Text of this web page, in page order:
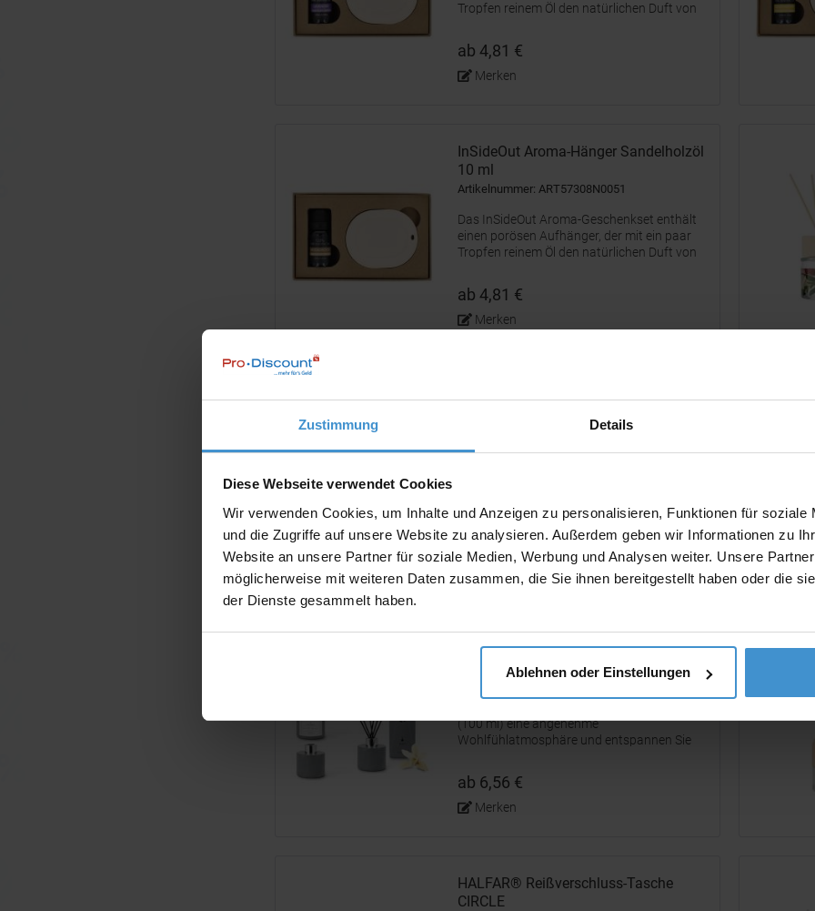
Zustimmung Details
Diese Webseite verwendet Cookies
Wir verwenden Cookies, um Inhalte und Anzeigen zu personalisieren, Funktionen für soziale
und die Zugriffe auf unsere Website zu analysieren. Außerdem geben wir Informationen zu
Website an unsere Partner für soziale Medien, Werbung und Analysen weiter. Unsere
möglicherweise mit weiteren Daten zusammen, die Sie ihnen bereitgestellt haben oder die
der Dienste gesammelt haben.
Ablehnen oder Einstellungen
Tropfen reinem Öl den natürlichen Duft von
Räume wie Schlafzimmer, Badezimmer oder
dem Kleiderschrank. Die...
ab 4,81 €
Merken
InSideOut Aroma-Hänger Sandelholzöl
10 ml
Artikelnummer: ART57308N0051
Das InSideOut Aroma-Geschenkset enthält
einen porösen Aufhänger, der mit ein paar
Tropfen reinem Öl den natürlichen Duft von
Räume wie Schlafzimmer, Badezimmer oder
dem Kleiderschrank. Die...
ab 4,81 €
Merken
Wooosh Fragrance Sticks Green Herbs
Artikelnummer: CLP261961-011
gefüllt. Werden die Stäbchen in dem
Parfümflakon platziert, saugen sie das
Parfüm auf, sodass das Öl nach...
ab 6,12 €
Merken
Artikelnummer: ROP4RS02-10
(100 ml) eine angenehme
Wohlfühlatmosphäre und entspannen Sie
Raumduft überzeugt durch die moderne
Kombination von Edelstahl und Glas in
Betonoptik. Der...
ab 6,56 €
Merken
HALFAR® Reißverschluss-Tasche
CIRCLE